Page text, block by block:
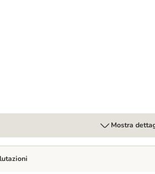
per gattiBiome secco per gatti
Mostra